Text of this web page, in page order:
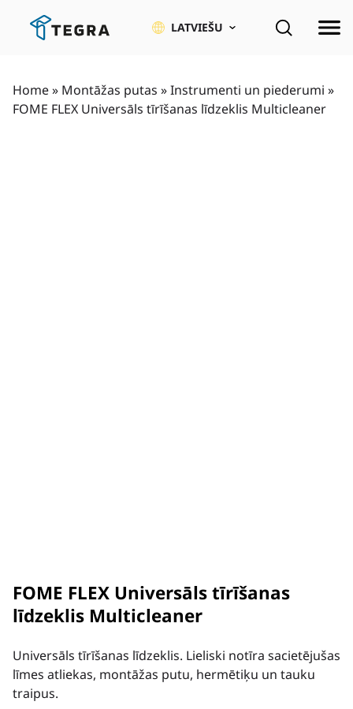
LATVIEŠU
Home» Montāžas putas »Instrumenti un piederumi »
FOME FLEX Universāls tīrīšanas līdzeklis Multicleaner
FOME FLEX Universāls tīrīšanas
līdzeklis Multicleaner
Universāls tīrīšanas līdzeklis. Lieliski notīra sacietējušas
līmes atliekas, montāžas putu, hermētiķu un tauku
traipus.